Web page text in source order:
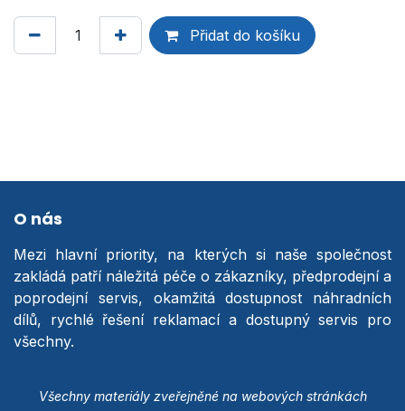
Přidat do košíku
O nás
Mezi hlavní priority, na kterých si naše společnost
zakládá patří náležitá péče o zákazníky, předprodejní a
poprodejní servis, okamžitá dostupnost náhradních
dílů, rychlé řešení reklamací a dostupný servis pro
všechny.
Všechny materiály zveřejněné na webových stránkách